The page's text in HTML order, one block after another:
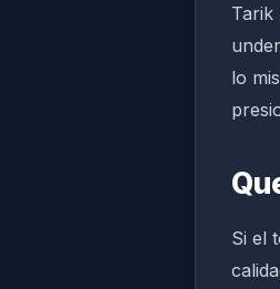
Tarik
lo
Si el